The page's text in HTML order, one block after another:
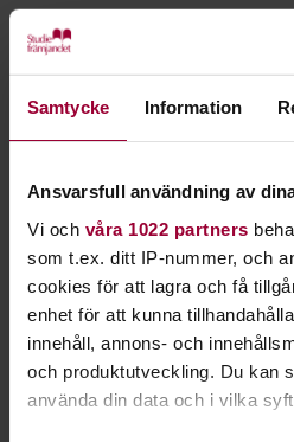
Samtycke Information
Ansvarsfull användning av
Vi och våra 1022 partners
som t.ex. ditt IP-nummer, och
cookies för att lagra och få
enhet för att kunna
innehåll, annons- och
och produktutveckling. Du kan
använda din data och i vilka
Creative Sector consultant
Advisory Board/Mentor – South
Coordinator Creative Industries
Stockholms Handelskammare
Co-coordinator – MIQ songwriting
Live Music Coordination team –
International consultant –
Platform
Ambassador – The House of Songs
Co-coordinator Ice Music/House
workshop/showcase (Luleå)
Co-coordinator Stockholm Folk